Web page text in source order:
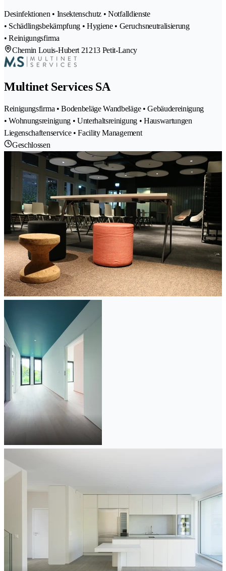
Desinfektionen • Insektenschutz • Notfalldienste
• Schädlingsbekämpfung • Hygiene • Geruchsneutralisierung
• Reinigungsfirma
Chemin Louis-Hubert 21213 Petit-Lancy
Multinet Services SA
Reinigungsfirma • Bodenbeläge Wandbeläge • Gebäudereinigung
• Wohnungsreinigung • Unterhaltsreinigung • Hauswartungen
Liegenschaftenservice • Facility Management
Geschlossen